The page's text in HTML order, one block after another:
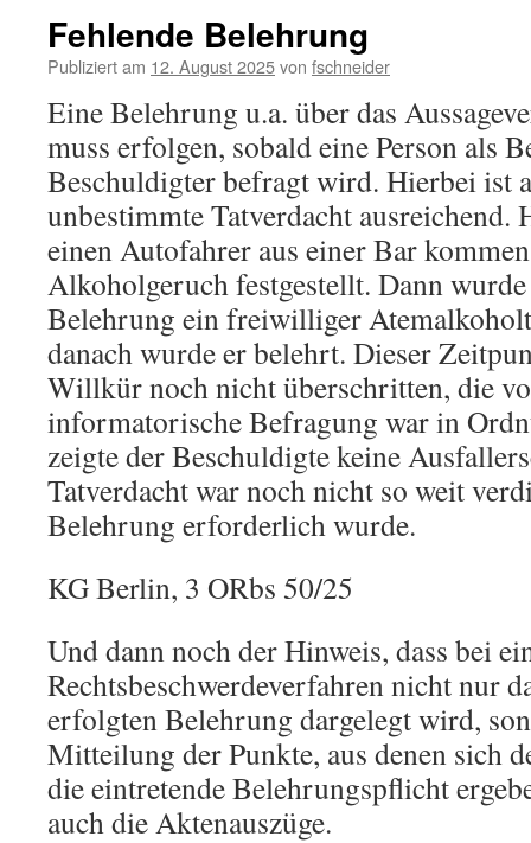
Fehlende Belehrung
Publiziert am 12. August 2025von fschneider
Eine Belehrung u.a. über das
muss erfolgen, sobald eine Person als
Beschuldigter befragt wird. Hierbei ist
unbestimmte Tatverdacht ausreichend.
einen Autofahrer aus einer Bar
Alkoholgeruch festgestellt. Dann
Belehrung ein freiwilliger
danach wurde er belehrt. Dieser
Willkür noch nicht überschritten, die
informatorische Befragung war in
zeigte der Beschuldigte keine
Tatverdacht war noch nicht so weit
Belehrung erforderlich wurde.
KG Berlin, 3 ORbs 50/25
Und dann noch der Hinweis, dass bei
Rechtsbeschwerdeverfahren nicht nur
erfolgten Belehrung dargelegt wird,
Mitteilung der Punkte, aus denen sich
die eintretende Belehrungspflicht
auch die Aktenauszüge.